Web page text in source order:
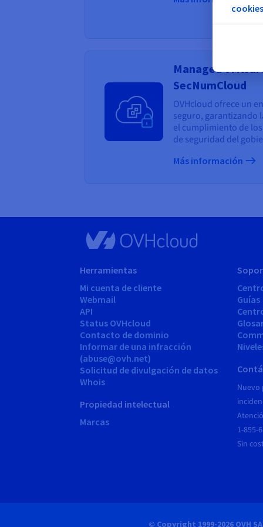
Managed
SecNumCloud
OVHcloud ofrece un
seguro, garantizando
el cumplimiento de
de seguridad del
Más información
Herramientas
Mi cuenta de cliente
Webmail
API
Status OVHcloud
Contacto de dominio
Informar de una infracción
(abuse@ovh.net)
Solicitud de divulgación de datos
Whois
Propiedad intelectual
Marcas
Guías
Nuevo
1-855-
Sin
© Copyright 1999-2026 OVH